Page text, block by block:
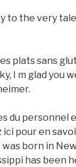
to the very
plats sans
I m glad you
du personnel
ici pour en
born in
has been